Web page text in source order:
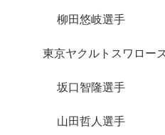
柳田悠岐選手
東京ヤクルトスワロー
坂口智隆選手
山田哲人選手